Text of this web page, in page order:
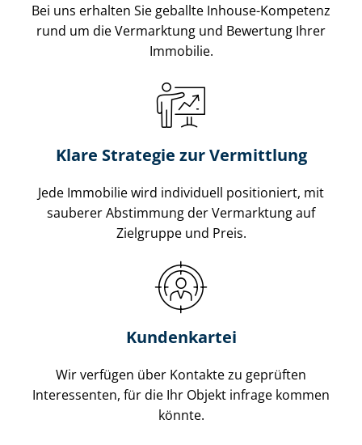
Bei uns erhalten Sie geballte Inhouse-Kompetenz
rund um die Vermarktung und Bewertung Ihrer
Immobilie.
Klare Strategie zur Vermittlung
Jede Immobilie wird individuell positioniert, mit
sauberer Abstimmung der Vermarktung auf
Zielgruppe und Preis.
Kundenkartei
Wir verfügen über Kontakte zu geprüften
Interessenten, für die Ihr Objekt infrage kommen
könnte.